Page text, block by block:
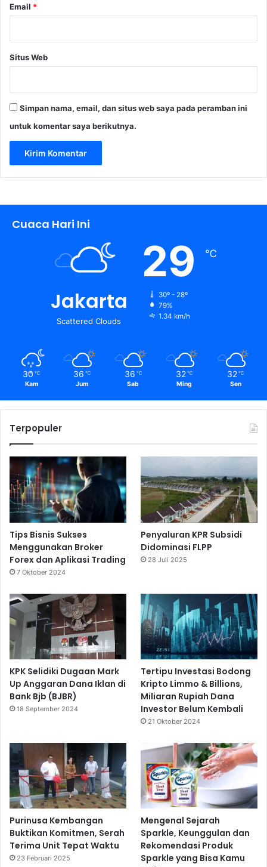
a
Email *
Situs Web
Simpan nama, email, dan situs web saya pada peramban ini
untuk komentar saya berikutnya.
Cuaca Hari Ini
Jakarta
Scattered Clouds
29 ℃
30º - 28º
79%
1.34 km/h
30 ℃
Kam
36 ℃
Jum
36 ℃
Sab
32 ℃
Ming
32 ℃
Sen
Terpopuler
Tips Bisnis Sukses
Menggunakan Broker
Forex dan Aplikasi Trading
7 Oktober 2024
Penyaluran KPR Subsidi
Didominasi FLPP
28 Juli 2025
KPK Selidiki Dugaan Mark
Up Anggaran Dana Iklan di
Bank Bjb (BJBR)
18 September 2024
Tertipu Investasi Bodong
Kripto Limmo & Billions,
Miliaran Rupiah Dana
Investor Belum Kembali
21 Oktober 2024
Purinusa Kembangan
Buktikan Komitmen, Serah
Terima Unit Tepat Waktu
23 Februari 2025
Mengenal Sejarah
Sparkle, Keunggulan dan
Rekomendasi Produk
Sparkle yang Bisa Kamu